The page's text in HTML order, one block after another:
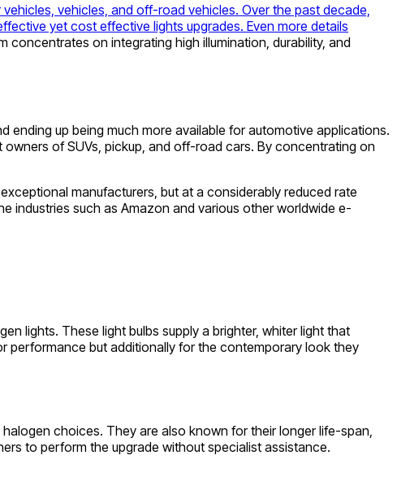
vehicles, and off-road vehicles. Over the past decade,
yet cost effective lights upgrades. Even more details
concentrates on integrating high illumination, durability, and
ending up being much more available for automotive applications.
of SUVs, pickup, and off-road cars. By concentrating on
manufacturers, but at a considerably reduced rate
industries such as Amazon and various other worldwide e-
lights. These light bulbs supply a brighter, whiter light that
performance but additionally for the contemporary look they
choices. They are also known for their longer life-span,
to perform the upgrade without specialist assistance.